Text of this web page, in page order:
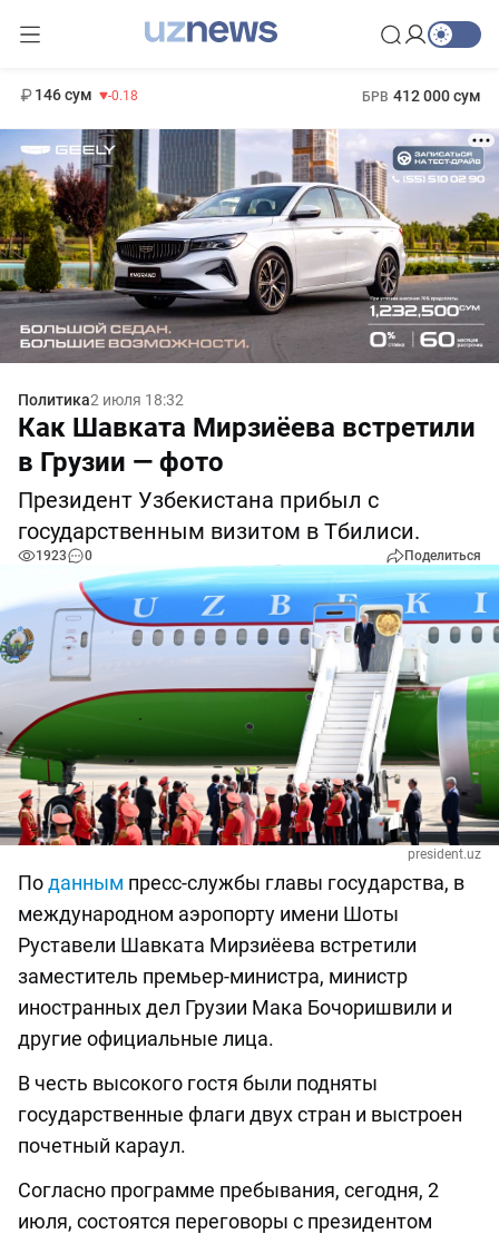
146 сум -0.18 БРВ 412 000 сум
Политика2 июля 18:32
Как Шавката Мирзиёева встретили
в Грузии — фото
Президент Узбекистана прибыл с
государственным визитом в Тбилиси.
1923 0 Поделиться
president.uz
Поданным пресс-службы главы государства, в
международном аэропорту имени Шоты
Руставели Шавката Мирзиёева встретили
заместитель премьер-министра, министр
иностранных дел Грузии Мака Бочоришвили и
другие официальные лица.
В честь высокого гостя были подняты
государственные флаги двух стран и выстроен
почетный караул.
Согласно программе пребывания, сегодня, 2
июля, состоятся переговоры с президентом